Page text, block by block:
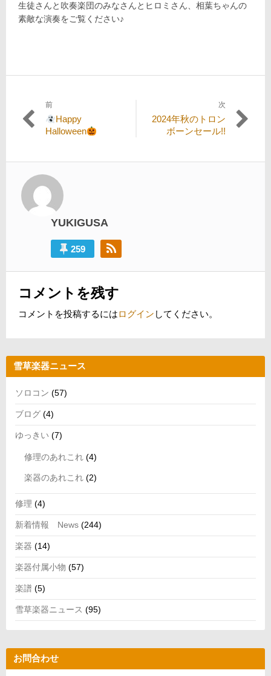
生徒さんと吹奏楽団のみなさんとヒロミさん、相葉ちゃんの
素敵な演奏をご覧ください♪
投
稿
ビ
ゲ
ー
前
過
去
稿:
Happy
Halloween
次
次2024年秋のトロン
ボーンセール!!
YUKIGUSA
259
コメントを残す
コメントを投稿するにはログイン してください。
雪草楽器ニュース
ソロコン (57)
ブログ (4)
ゆっきい (7)
修理のあれこれ (4)
楽器のあれこれ (2)
修理 (4)
新着情報 News (244)
楽器 (14)
楽器付属小物 (57)
楽譜 (5)
雪草楽器ニュース (95)
お問合わせ